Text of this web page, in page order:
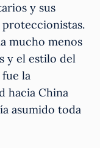
y sus
proteccionistas.
mucho menos
y el estilo del
la
hacia China
asumido toda